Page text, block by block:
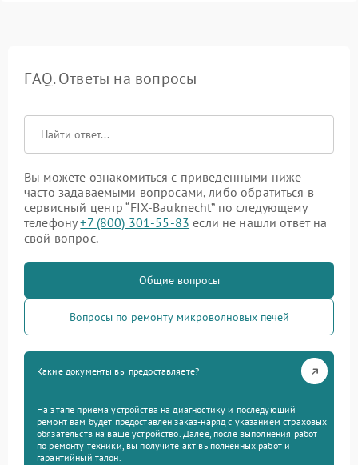
FAQ. Ответы на вопросы
Вы можете ознакомиться с приведенными ниже
часто задаваемыми вопросами, либо обратиться в
сервисный центр “FIX-Bauknecht” по следующему
телефону+7 (800) 301-55-83 если не нашли ответ на
свой вопрос.
Общие вопросы
Вопросы по ремонту микроволновых печей
Какие документы вы предоставляете?
На этапе приема устройства на диагностику и последующий
ремонт вам будет предоставлен заказ-наряд с указанием страховых
обязательств на ваше устройство. Далее, после выполнения работ
по ремонту техники, вы получите акт выполненных работ и
гарантийный талон.